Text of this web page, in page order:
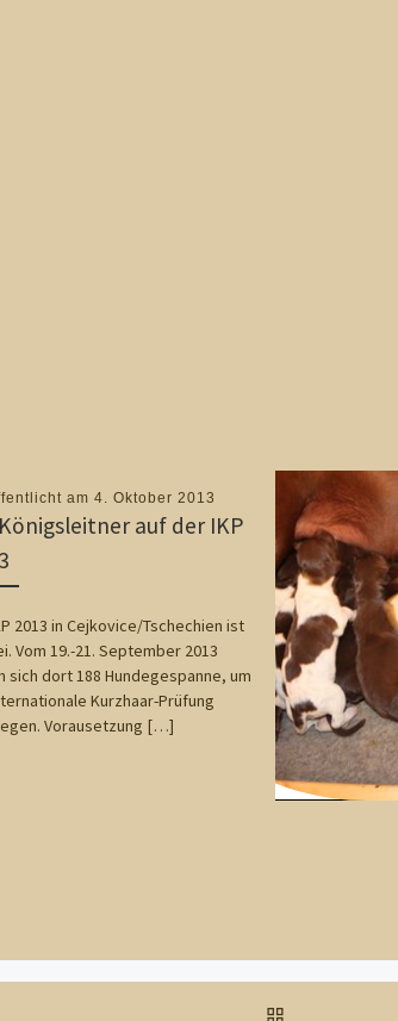
am 4. Oktober 2013
auf der IKP
2013 in Cejkovice/Tschechien ist
Vom 19.-21. September 2013
sich dort 188 Hundegespanne, um
Kurzhaar-Prüfung
Vorausetzung […]